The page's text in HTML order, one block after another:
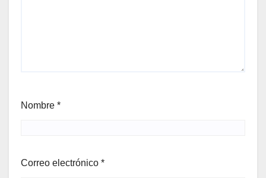
Nombre *
Correo electrónico *